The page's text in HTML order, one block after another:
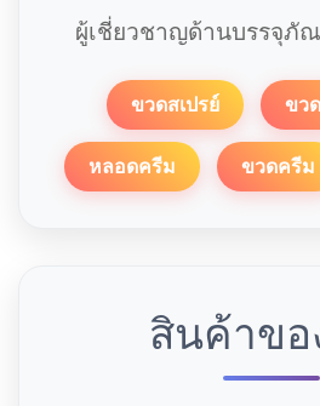
ผู้เชี่ยวชาญด้านบรรจุภั
ขวดสเปรย์ ขว
หลอดครีม ขวดครีม
สินค้าขอ